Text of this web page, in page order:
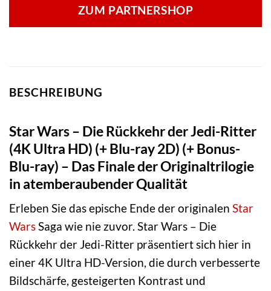
ZUM PARTNERSHOP
BESCHREIBUNG
Star Wars – Die Rückkehr der Jedi-Ritter
(4K Ultra HD) (+ Blu-ray 2D) (+ Bonus-
Blu-ray) – Das Finale der Originaltrilogie
in atemberaubender Qualität
Erleben Sie das epische Ende der originalen Star
WarsSaga wie nie zuvor. Star Wars – Die
Rückkehr der Jedi-Ritter präsentiert sich hier in
einer 4K Ultra HD-Version, die durch verbesserte
Bildschärfe, gesteigerten Kontrast und